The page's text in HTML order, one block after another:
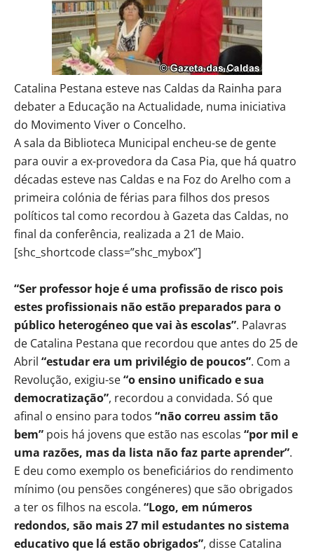
Catalina Pestana esteve nas Caldas da Rainha para
debater a Educação na Actualidade, numa iniciativa
do Movimento Viver o Concelho.
A sala da Biblioteca Municipal encheu-se de gente
para ouvir a ex-provedora da Casa Pia, que há quatro
décadas esteve nas Caldas e na Foz do Arelho com a
primeira colónia de férias para filhos dos presos
políticos tal como recordou à Gazeta das Caldas, no
final da conferência, realizada a 21 de Maio.
[shc_shortcode class=”shc_mybox”]
“Ser professor hoje é uma profissão de risco pois
estes profissionais não estão preparados para o
público heterogéneo que vai às escolas”. Palavras
de Catalina Pestana que recordou que antes do 25 de
Abril “estudar era um privilégio de poucos”. Com a
Revolução, exigiu-se“o ensino unificado e sua
democratização”, recordou a convidada. Só que
afinal o ensino para todos “não correu assim tão
bem” pois há jovens que estão nas escolas “por mil e
uma razões, mas da lista não faz parte aprender”.
E deu como exemplo os beneficiários do rendimento
mínimo (ou pensões congéneres) que são obrigados
a ter os filhos na escola. “Logo, em números
redondos, são mais 27 mil estudantes no sistema
educativo que lá estão obrigados”, disse Catalina